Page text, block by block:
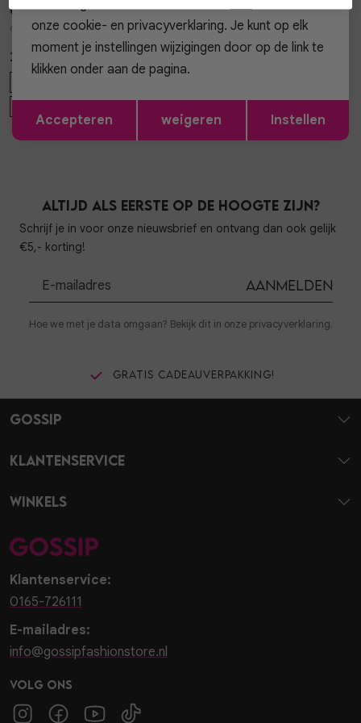
1/2
Gossip
CQ-670 BALLERINA MESH
29,99
1/2
Gossip
13898 BALLON SWEAT TOP
29,99
Altijd als eerste op de hoogte zijn?
Schrijf je in voor onze nieuwsbrief en ontvang dan ook gelijk
€5,- korting!
Aanmelden
Hoe we met je data omgaan? Bekijk dit in onze privacyverklaring.
Gratis cadeauverpakking!
Klantenservice:
0165-726111
E-mailadres:
info@gossipfashionstore.nl
Volg ons
Gossip
Klantenservice
Winkels
Opslaan
onze cookie- en privacyverklaring. Je kunt op elk
moment je instellingen wijzigingen door op de link te
klikken onder aan de pagina.
Accepteren weigeren Instellen